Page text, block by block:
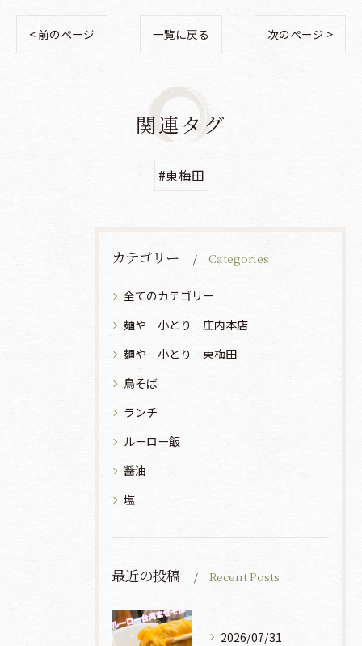
< 前のページ 一覧に戻る 次のページ >
関連タグ
#東梅田
カテゴリー Categories
全てのカテゴリー
麺や 小とり 庄内本店
麺や 小とり 東梅田
鳥そば
ランチ
ルーロー飯
醤油
塩
最近の投稿 Recent Posts
2026/07/31